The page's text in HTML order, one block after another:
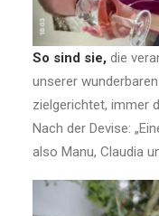
So sind sie, die
unserer
zielgerichtet, immer
Nach der Devise:
also Manu, Claudia